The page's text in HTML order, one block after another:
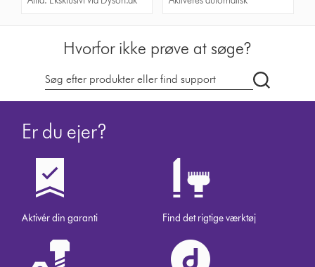
Hvorfor ikke prøve at søge?
Søg
på
Er du ejer?
Aktivér din garanti Find det rigtige værktøj